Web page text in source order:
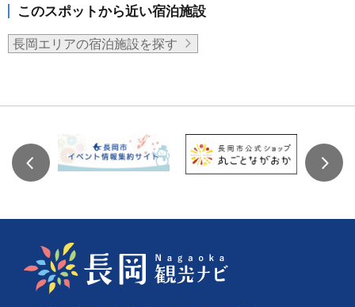
このスポットから近い宿泊施設
長岡エリアの宿泊施設を探す